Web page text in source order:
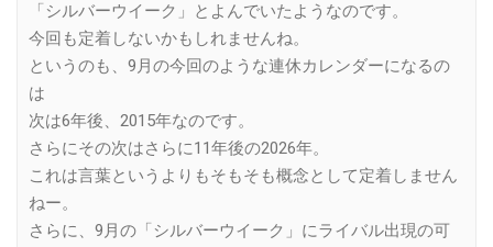
「シルバーウイーク」とよんでいたようなのです。
今回も定着しないかもしれませんね。
というのも、9月の今回のような連休カレンダーになるの
は
次は6年後、2015年なのです。
さらにその次はさらに11年後の2026年。
これは言葉というよりもそもそも概念として定着しません
ねー。
さらに、9月の「シルバーウイーク」にライバル出現の可